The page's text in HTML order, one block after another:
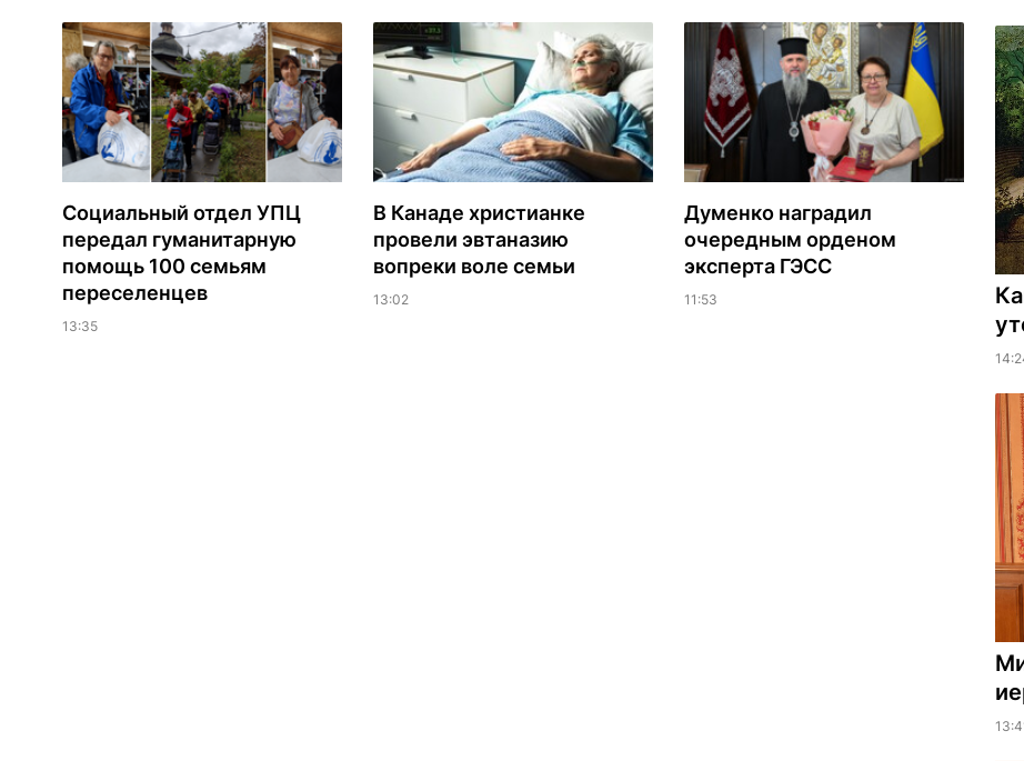
Социальный отдел УПЦ
передал гуманитарную
помощь 100 семьям
переселенцев
13:35
В Канаде христианке
провели эвтаназию
вопреки воле семьи
13:02
Думенко наградил
очередным орденом
эксперта ГЭСС
11:53